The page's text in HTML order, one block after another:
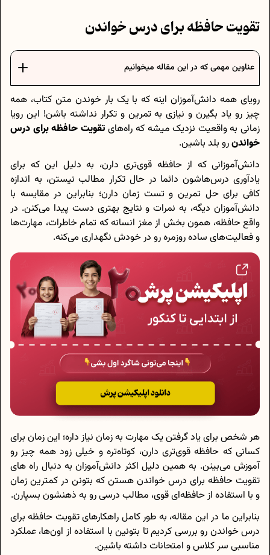
تقویت حافظه برای درس خواندن
عناوین مهمی که در این مقاله میخوانیم
رویای همه دانش‌آموزان اینه که با یک بار خوندن متن کتاب، همه
چیز رو یاد بگیرن و نیازی به تمرین و تکرار نداشته باشن! این رویا
زمانی به واقعیت نزدیک میشه که راه‌های تقویت حافظه برای درس
خواندنرو بلد باشین.
دانش‌آموزانی که از حافظه قوی‌تری دارن، به دلیل این که برای
یادآوری درس‌هاشون دائما در حال تکرار مطالب نیستن، به‌ اندازه
کافی برای حل تمرین و تست زمان دارن؛ بنابراین در مقایسه با
دانش‌آموزان دیگه، به نمرات و نتایج بهتری دست پیدا می‌کنن. در
واقع حافظه، همون بخش از مغز انسانه که تمام خاطرات، مهارت‌ها
و فعالیت‌های ساده روزمره رو در خودش نگهداری می‌کنه.
هر شخص برای یاد گرفتن یک مهارت به زمان نیاز داره؛ این زمان برای
کسانی که حافظه قوی‌تری دارن، کوتاه‌تره و خیلی زود همه چیز رو
آموزش می‌بینن. به همین دلیل اکثر دانش‌آموزان به دنبال راه های
تقویت حافظه برای درس خواندن هستن که بتونن در کمترین زمان
و با استفاده از حافظه‌ای قوی، مطالب درسی رو به ذهنشون بسپارن.
بنابراین ما در این مقاله، به طور کامل راهکارهای تقویت حافظه برای
درس خواندن رو بررسی کردیم تا بتونین با استفاده از اون‌ها، عملکرد
مناسبی سر کلاس و امتحانات داشته باشین.